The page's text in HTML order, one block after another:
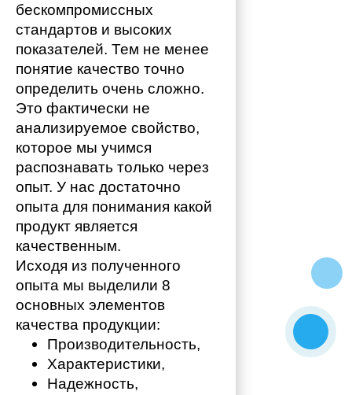
бескомпромиссных
стандартов и высоких
показателей. Тем не менее
понятие качество точно
определить очень сложно.
Это фактически не
анализируемое свойство,
которое мы учимся
распознавать только через
опыт. У нас достаточно
опыта для понимания какой
продукт является
качественным.
Исходя из полученного
опыта мы выделили 8
основных элементов
качества продукции:
Производительность,
Характеристики,
Надежность,